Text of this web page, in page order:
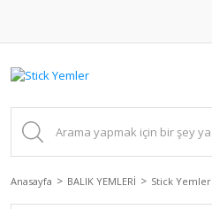
Anasayfa BALIK YEMLERİ Stick Yemler